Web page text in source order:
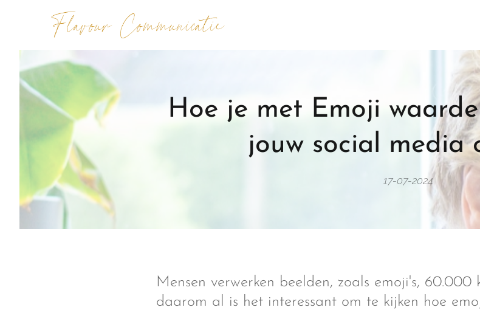
Hoe je met Emoji
jouw social media
17-07-2024
Mensen verwerken beelden, zoals emoji's, 60.000
daarom al is het interessant om te kijken hoe